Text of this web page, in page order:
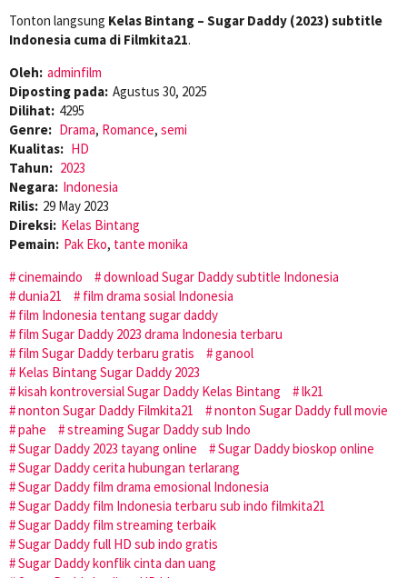
Tonton langsung Kelas Bintang – Sugar Daddy (2023) subtitle
Indonesia cuma di Filmkita21.
Oleh: adminfilm
Diposting pada: Agustus 30, 2025
Dilihat: 4295
Genre: Drama, Romance, semi
Kualitas: HD
Tahun: 2023
Negara: Indonesia
Rilis: 29 May 2023
Direksi: Kelas Bintang
Pemain: Pak Eko, tante monika
cinemaindo
download Sugar Daddy subtitle Indonesia
dunia21
film drama sosial Indonesia
film Indonesia tentang sugar daddy
film Sugar Daddy 2023 drama Indonesia terbaru
film Sugar Daddy terbaru gratis
ganool
Kelas Bintang Sugar Daddy 2023
kisah kontroversial Sugar Daddy Kelas Bintang
lk21
nonton Sugar Daddy Filmkita21
nonton Sugar Daddy full movie
pahe
streaming Sugar Daddy sub Indo
Sugar Daddy 2023 tayang online
Sugar Daddy bioskop online
Sugar Daddy cerita hubungan terlarang
Sugar Daddy film drama emosional Indonesia
Sugar Daddy film Indonesia terbaru sub indo filmkita21
Sugar Daddy film streaming terbaik
Sugar Daddy full HD sub indo gratis
Sugar Daddy konflik cinta dan uang